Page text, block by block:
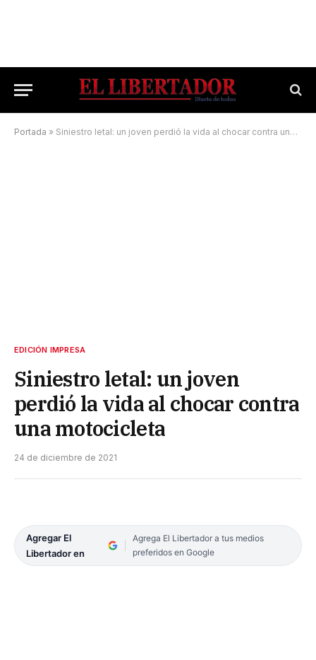
Portada » Siniestro letal: un joven perdió la vida al chocar contra una motocicleta
EDICIÓN IMPRESA
Siniestro letal: un joven
perdió la vida al chocar contra
una motocicleta
24 de diciembre de 2021
Agregar El
Libertador en
Agrega El Libertador a tus medios
preferidos en Google